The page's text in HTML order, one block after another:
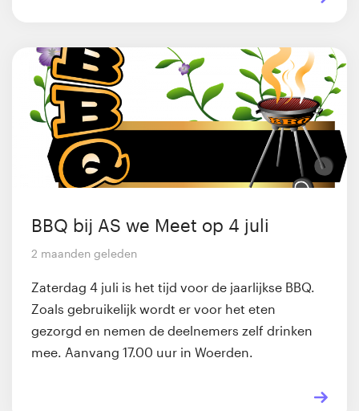
BBQ bij AS we Meet op 4 juli
2 maanden geleden
Zaterdag 4 juli is het tijd voor de jaarlijkse BBQ.
Zoals gebruikelijk wordt er voor het eten
gezorgd en nemen de deelnemers zelf drinken
mee. Aanvang 17.00 uur in Woerden.